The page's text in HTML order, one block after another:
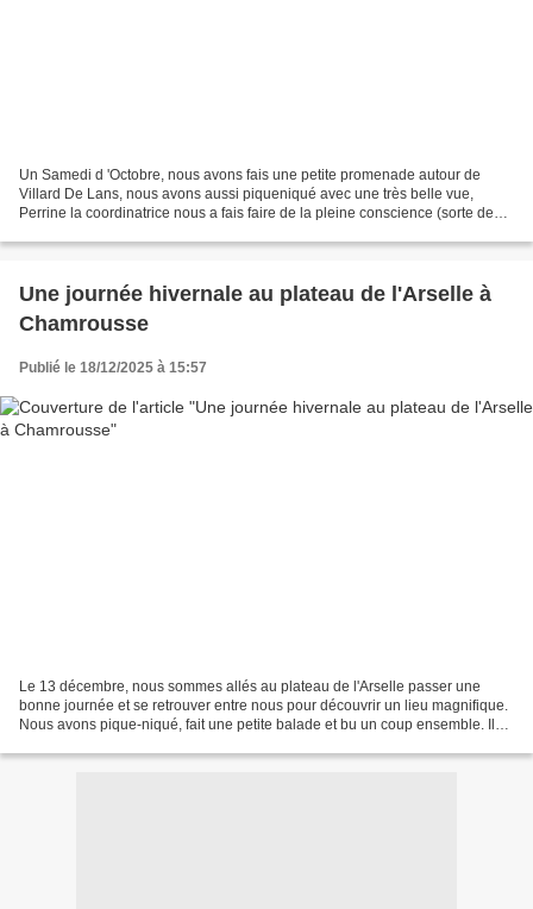
Un Samedi d 'Octobre, nous avons fais une petite promenade autour de
Villard De Lans, nous avons aussi piqueniqué avec une très belle vue,
Perrine la coordinatrice nous a fais faire de la pleine conscience (sorte de
Une journée hivernale au plateau de l'Arselle à
Chamrousse
Publié le 18/12/2025 à 15:57
Le 13 décembre, nous sommes allés au plateau de l'Arselle passer une
bonne journée et se retrouver entre nous pour découvrir un lieu magnifique.
Nous avons pique-niqué, fait une petite balade et bu un coup ensemble. Il